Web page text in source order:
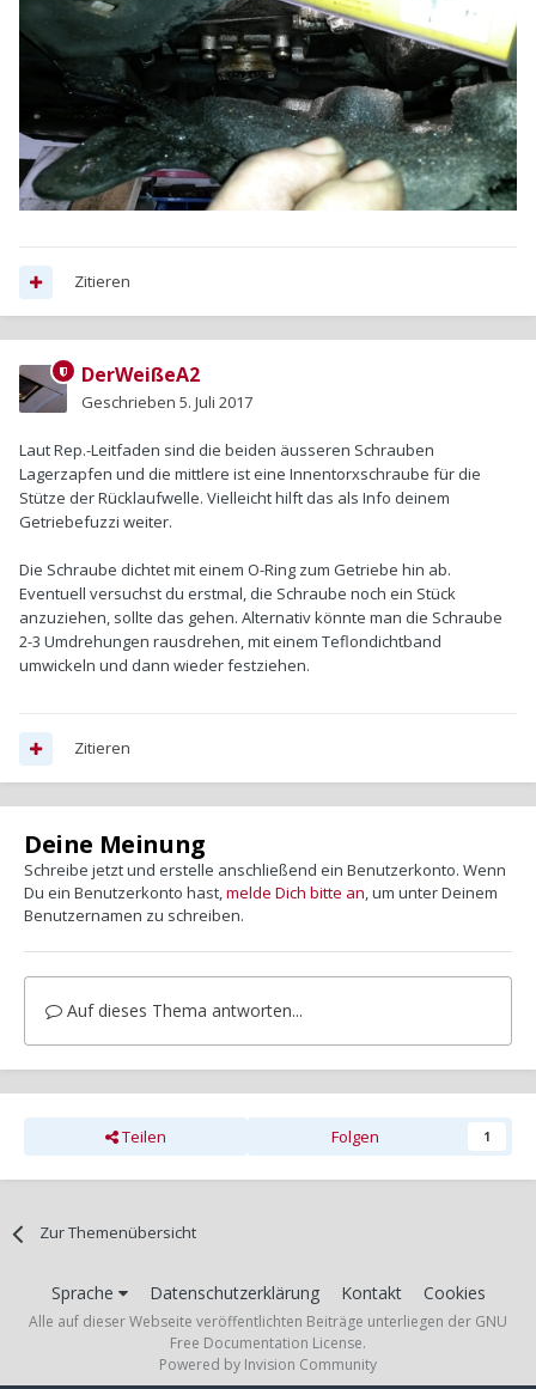
Zitieren
DerWeißeA2
Geschrieben 5. Juli 2017
Laut Rep.-Leitfaden sind die beiden äusseren Schrauben
Lagerzapfen und die mittlere ist eine Innentorxschraube für die
Stütze der Rücklaufwelle. Vielleicht hilft das als Info deinem
Getriebefuzzi weiter.
Die Schraube dichtet mit einem O-Ring zum Getriebe hin ab.
Eventuell versuchst du erstmal, die Schraube noch ein Stück
anzuziehen, sollte das gehen. Alternativ könnte man die Schraube
2-3 Umdrehungen rausdrehen, mit einem Teflondichtband
umwickeln und dann wieder festziehen.
Zitieren
Deine Meinung
Schreibe jetzt und erstelle anschließend ein Benutzerkonto. Wenn
Du ein Benutzerkonto hast,melde Dich bitte an, um unter Deinem
Benutzernamen zu schreiben.
Auf dieses Thema antworten...
Teilen Folgen 1
Zur Themenübersicht
Sprache Datenschutzerklärung Kontakt Cookies
Alle auf dieser Webseite veröffentlichten Beiträge unterliegen der GNU
Free Documentation License.
Powered by Invision Community